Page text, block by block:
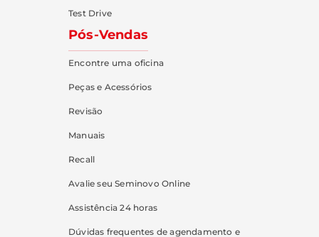
Test Drive
Pós-Vendas
Encontre uma oficina
Peças e Acessórios
Revisão
Manuais
Recall
Avalie seu Seminovo Online
Assistência 24 horas
Dúvidas frequentes de agendamento e